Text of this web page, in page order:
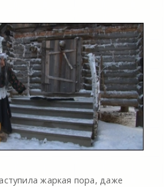
жаркая пора, даже